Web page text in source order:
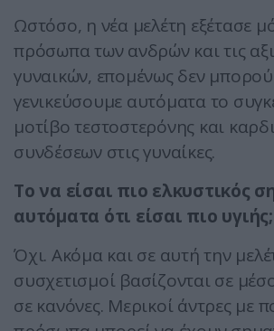
Ωστόσο, η νέα μελέτη εξέτασε
πρόσωπα των ανδρών και τις
γυναικών, επομένως δεν
γενικεύσουμε αυτόματα το
μοτίβο τεστοστερόνης και
συνδέσεων στις γυναίκες.
Το να είσαι πιο ελκυστικός
αυτόματα ότι είσαι πιο υγιής;
Όχι. Ακόμα και σε αυτή την
συσχετισμοί βασίζονται σε
σε κανόνες. Μερικοί άντρες με